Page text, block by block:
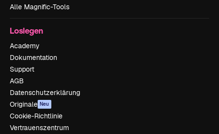
Alle Magnific-Tools
Loslegen
Academy
Dokumentation
Support
AGB
Datenschutzerklärung
Originale Neu
Cookie-Richtlinie
Vertrauenszentrum